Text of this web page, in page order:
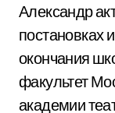
Александр
постановках
окончания
факультет
академии